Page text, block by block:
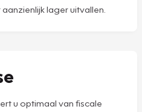
lager uitvallen.
u optimaal van fiscale